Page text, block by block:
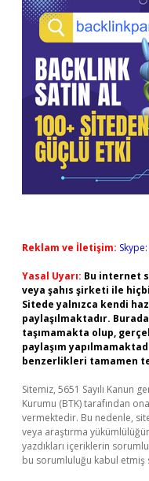
Reklam ve İletişim:
Yasal Uyarı: Bu internet
veya şahıs şirketi ile
Sitede yalnızca kendi
paylaşılmaktadır.
taşımamakta olup,
paylaşım
benzerlikleri tamamen
Sitemiz, 5651 Sayılı Kanun
Kurumu (BTK) tarafından
vermektedir. Bu nedenle,
veya araştırma
yazdıkları içeriklerin
bu sorumluluğu kabul etmiş